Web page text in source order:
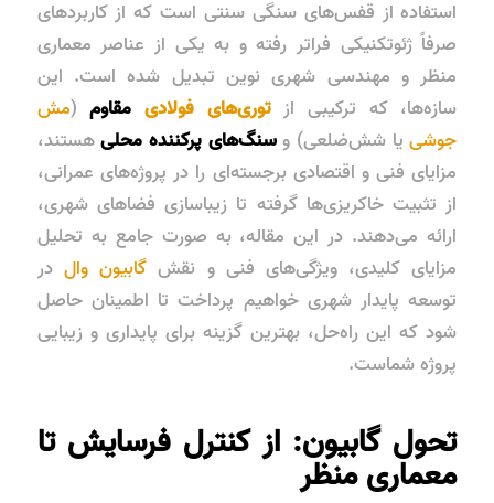
استفاده از قفس‌های سنگی سنتی است که از کاربردهای
صرفاً ژئوتکنیکی فراتر رفته و به یکی از عناصر معماری
منظرو مهندسی شهرینوین تبدیل شده است. این
سازه‌ها، که ترکیبی ازتوری‌های فولادی مقاوم(مش
جوشییا شش‌ضلعی) وسنگ‌های پرکننده محلیهستند،
مزایای فنی و اقتصادی برجسته‌ای را در پروژه‌های عمرانی،
از تثبیت خاکریزی‌ها گرفته تا زیباسازی فضاهای شهری،
ارائه می‌دهند. در این مقاله، به صورت جامع به تحلیل
مزایای کلیدی، ویژگی‌های فنی و نقش گابیون وال در
توسعه پایدار شهری خواهیم پرداخت تا اطمینان حاصل
شود که این راه‌حل، بهترین گزینه برای پایداری و زیبایی
پروژه شماست.
تحول گابیون: از کنترل فرسایش تا
معماری منظر